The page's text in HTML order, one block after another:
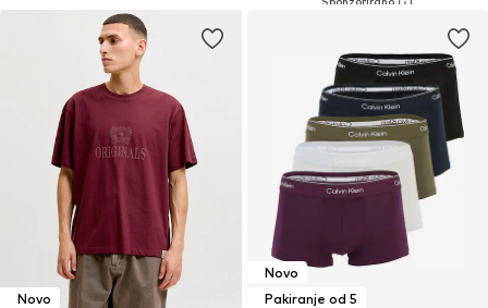
Novo
Novo
Pakiranje od 5